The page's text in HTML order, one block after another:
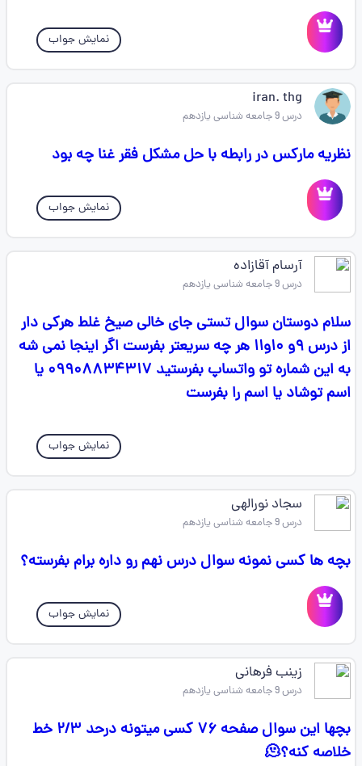
نمایش جواب
iran. thg
درس 9 جامعه شناسی یازدهم
نظریه مارکس در رابطه با حل مشکل فقر غنا چه بود
نمایش جواب
آرسام آقازاده
درس 9 جامعه شناسی یازدهم
سلام دوستان سوال تستی جای خالی صیخ غلط هرکی دار
از درس ۹و ۱۰و۱۱ هر چه سریعتر بفرست اگر اینجا نمی شه
به این شماره تو واتساپ بفرستید ۰۹۹۰۸۸۳۴۳۱۷ یا
اسم توشاد یا اسم را بفرست
نمایش جواب
سجاد نورالهی
درس 9 جامعه شناسی یازدهم
بچه ها کسی نمونه سوال درس نهم رو داره برام بفرسته؟
نمایش جواب
زینب فرهانی
درس 9 جامعه شناسی یازدهم
بچها این سوال صفحه ۷۶ کسی میتونه درحد ۲/۳ خط
خلاصه کنه؟🫠